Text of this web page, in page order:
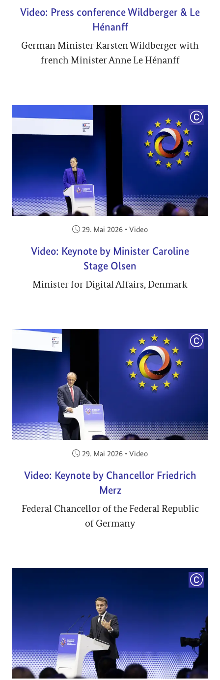
Video: Press conference Wildberger & Le
Hénanff
German Minister Karsten Wildberger with
french Minister Anne Le Hénanff
Veröffentlicht am:
29. Mai 2026 • Video
Video: Keynote by Minister Caroline
Stage Olsen
Minister for Digital Affairs, Denmark
Veröffentlicht am:
29. Mai 2026 • Video
Video: Keynote by Chancellor Friedrich
Merz
Federal Chancellor of the Federal Republic
of Germany